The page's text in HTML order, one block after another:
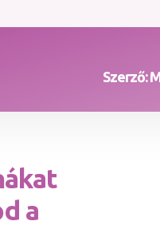
Szerző:
a